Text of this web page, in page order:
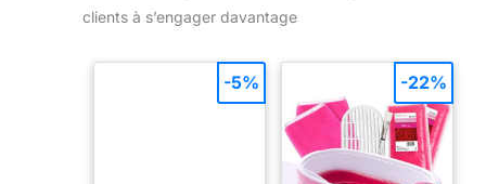
clients à s’engager davantage
-5% -22%